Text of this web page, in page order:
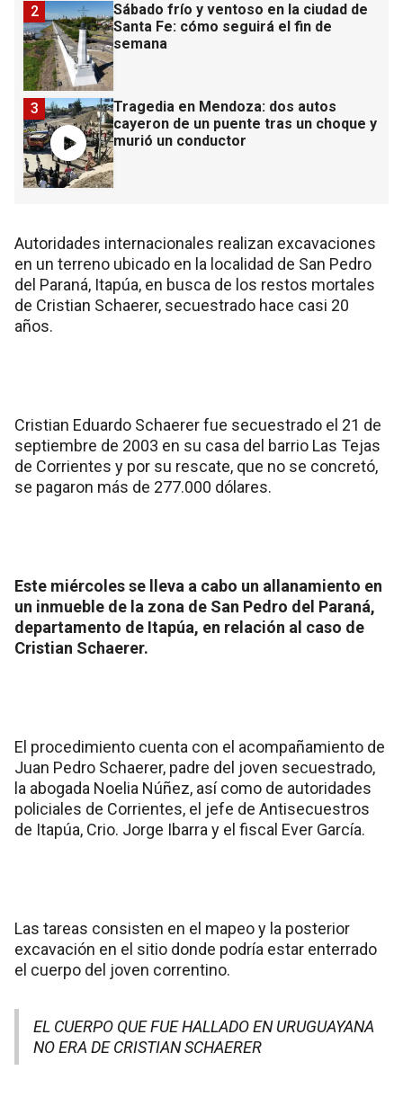
Sábado frío y ventoso en la ciudad de
Santa Fe: cómo seguirá el fin de
semana
2
Tragedia en Mendoza: dos autos
cayeron de un puente tras un choque y
murió un conductor
3
Autoridades internacionales realizan excavaciones
en un terreno ubicado en la localidad de San Pedro
del Paraná, Itapúa, en busca de los restos mortales
de Cristian Schaerer, secuestrado hace casi 20
años.
Cristian Eduardo Schaerer fue secuestrado el 21 de
septiembre de 2003 en su casa del barrio Las Tejas
de Corrientes y por su rescate, que no se concretó,
se pagaron más de 277.000 dólares.
Este miércoles se lleva a cabo un allanamiento en
un inmueble de la zona de San Pedro del Paraná,
departamento de Itapúa, en relación al caso de
Cristian Schaerer.
El procedimiento cuenta con el acompañamiento de
Juan Pedro Schaerer, padre del joven secuestrado,
la abogada Noelia Núñez, así como de autoridades
policiales de Corrientes, el jefe de Antisecuestros
de Itapúa, Crio. Jorge Ibarra y el fiscal Ever García.
Las tareas consisten en el mapeo y la posterior
excavación en el sitio donde podría estar enterrado
el cuerpo del joven correntino.
EL CUERPO QUE FUE HALLADO EN URUGUAYANA
NO ERA DE CRISTIAN SCHAERER